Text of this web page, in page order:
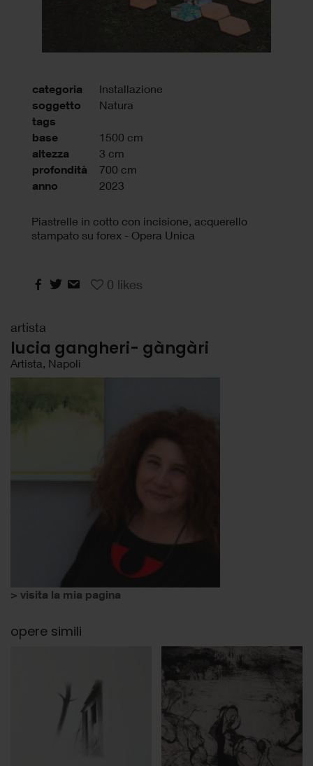
categoria Installazione
soggetto Natura
tags
base
1500 cm
altezza 3 cm
profondità 700 cm
anno 2023
Piastrelle in cotto con incisione, acquerello
stampato su forex - Opera Unica
0 likes
artista
lucia gangheri- gàngàri
Artista, Napoli
> visita la mia pagina
opere simili